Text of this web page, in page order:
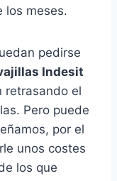
los meses.
pedirse
Indesit
retrasando el
Pero puede
por el
unos costes
los que